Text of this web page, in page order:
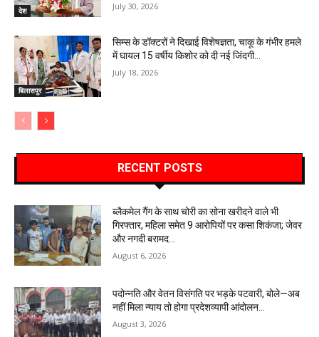
देश July 30, 2026
बिलासपुर
सिम्स के डॉक्टरों ने दिखाई विशेषज्ञता, चाकू के गंभीर हमले
में घायल 15 वर्षीय किशोर को दी नई जिंदगी…
July 18, 2026
RECENT POSTS
ब्लैकमेल गैंग के साथ चोरी का सोना खरीदने वाले भी
गिरफ्तार, महिला समेत 9 आरोपियों पर कसा शिकंजा; जेवर
और नगदी बरामद…
August 6, 2026
पदोन्नति और वेतन विसंगति पर भड़के पटवारी, बोले—अब
नहीं मिला न्याय तो होगा प्रदेशव्यापी आंदोलन…
August 3, 2026